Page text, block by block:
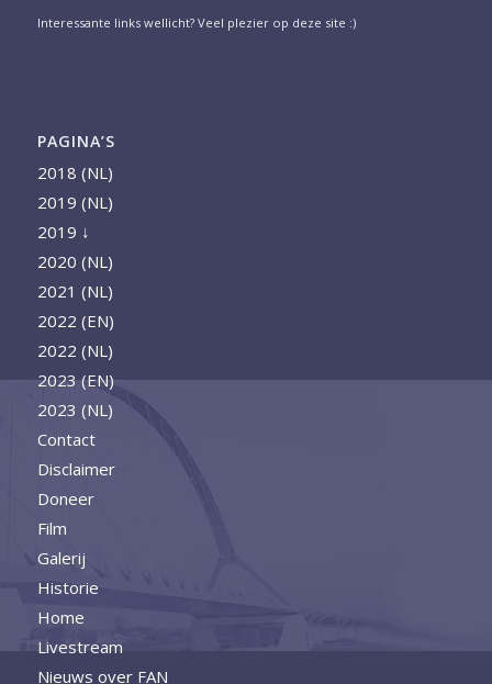
Interessante links wellicht? Veel plezier op deze site :)
PAGINA’S
2018 (NL)
2019 (NL)
2019 ↓
2020 (NL)
2021 (NL)
2022 (EN)
2022 (NL)
2023 (EN)
2023 (NL)
Contact
Disclaimer
Doneer
Film
Galerij
Historie
Home
Livestream
Nieuws over FAN